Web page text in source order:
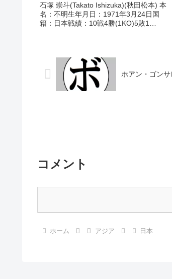
石塚 崇斗(Takato Ishizuka)(秋田松本) 本
名：不明生年月日：1971年3月24日国
籍：日本戦績：10戦4勝(1KO)5敗1
ホアン・ゴン
コメント
ホーム アジア 日本